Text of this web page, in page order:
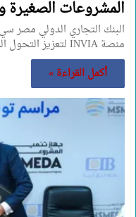
المشروعات الصغيرة
منصة INVIA لتعزيز التحول الرقمي وتمكين المشروعات الصغيرة…
أكمل القراءة »